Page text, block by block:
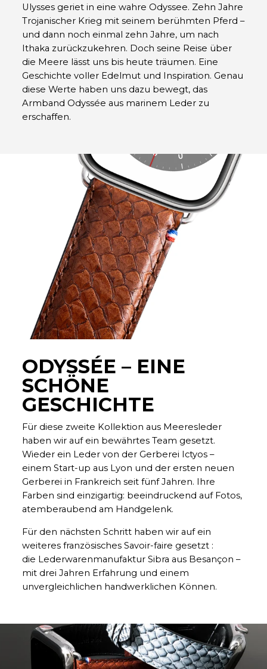
Ulysses geriet in eine wahre Odyssee. Zehn Jahre
Trojanischer Krieg mit seinem berühmten Pferd –
und dann noch einmal zehn Jahre, um nach
Ithaka zurückzukehren. Doch seine Reise über
die Meere lässt uns bis heute träumen. Eine
Geschichte voller Edelmut und Inspiration. Genau
diese Werte haben uns dazu bewegt, das
Armband Odyssée aus marinem Leder zu
erschaffen.
ODYSSÉE – EINE
SCHÖNE
GESCHICHTE
Für diese zweite Kollektion aus Meeresleder
haben wir auf ein bewährtes Team gesetzt.
Wieder ein Leder von der Gerberei Ictyos –
einem Start-up aus Lyon und der ersten neuen
Gerberei in Frankreich seit fünf Jahren. Ihre
Farben sind einzigartig: beeindruckend auf Fotos,
atemberaubend am Handgelenk.
Für den nächsten Schritt haben wir auf ein
weiteres französisches Savoir-faire gesetzt :
die Lederwarenmanufaktur Sibra aus Besançon –
mit drei Jahren Erfahrung und einem
unvergleichlichen handwerklichen Können.